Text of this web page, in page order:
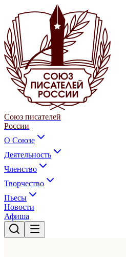
Союз писателей
России
О Союзе
Деятельность
Членство
Творчество
Пьесы
Новости
Афиша